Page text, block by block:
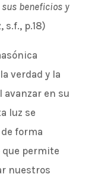
beneficios y
s.f., p.18)
verdad y la
en su
luz se
forma
permite
nuestros